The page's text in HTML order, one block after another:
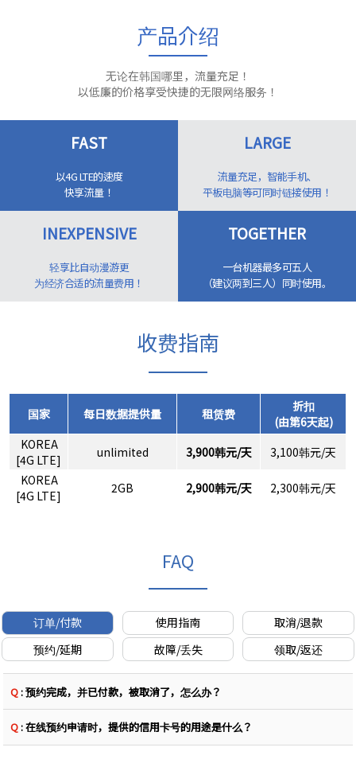
产品介绍
无论在韩国哪里，流量充足！
以低廉的价格享受快捷的无限网络服务！
FAST
以4G LTE的速度
快享流量！
LARGE
流量充足，智能手机、
平板电脑等可同时链接使用！
INEXPENSIVE
轻享比自动漫游更
为经济合适的流量费用！
TOGETHER
一台机器最多可五人
（建议两到三人）同时使用。
收费指南
国家 每日数据提供量 租赁费
折扣
(由第6天起)
KOREA
[4G LTE]
unlimited 3,900韩元/天
3,100韩元/天
KOREA
[4G LTE]
2GB 2,900韩元/天 2,300韩元/天
FAQ
订单/付款 使用指南
取消/退款
预约/延期
故障/丢失 领取/返还
Q: 预约完成，并已付款，被取消了，怎么办？
Q: 在线预约申请时，提供的信用卡号的用途是什么？